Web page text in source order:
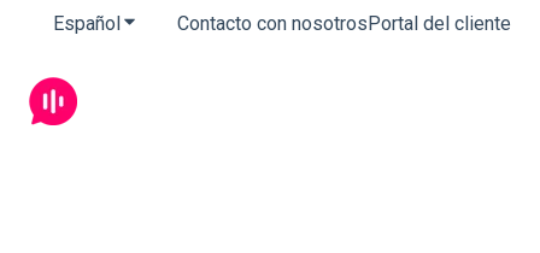
EspañolTraducciones de Mostrar submenú de
Contacto con nosotrosPortal del cliente